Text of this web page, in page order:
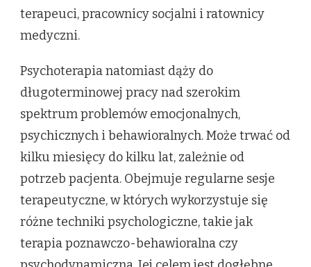
terapeuci, pracownicy socjalni i ratownicy
medyczni.
Psychoterapia natomiast dąży do
długoterminowej pracy nad szerokim
spektrum problemów emocjonalnych,
psychicznych i behawioralnych. Może trwać od
kilku miesięcy do kilku lat, zależnie od
potrzeb pacjenta. Obejmuje regularne sesje
terapeutyczne, w których wykorzystuje się
różne techniki psychologiczne, takie jak
terapia poznawczo-behawioralna czy